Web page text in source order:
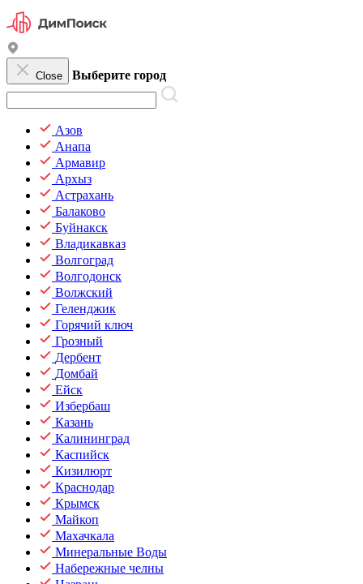
Close Выберите город
Азов
Анапа
Армавир
Архыз
Астрахань
Балаково
Буйнакск
Владикавказ
Волгоград
Волгодонск
Волжский
Геленджик
Горячий ключ
Грозный
Дербент
Домбай
Ейск
Избербаш
Казань
Калининград
Каспийск
Кизилюрт
Краснодар
Крымск
Майкоп
Махачкала
Минеральные Воды
Набережные челны